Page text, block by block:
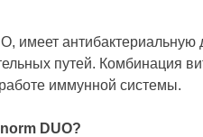
имеет антибактериальную
путей. Комбинация
иммунной системы.
DUO?